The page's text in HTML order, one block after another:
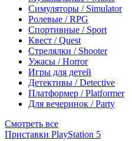
Симуляторы / Simulator
Ролевые / RPG
Спортивные / Sport
Квест / Quest
Стрелялки / Shooter
Ужасы / Horror
Игры для детей
Детективы / Detective
Платформер / Platformer
Для вечеринок / Party
Смотреть все
Приставки PlayStation 5